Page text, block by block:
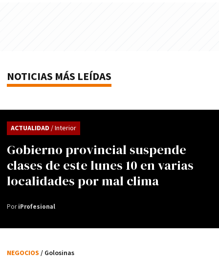
NOTICIAS MÁS LEÍDAS
Gobierno provincial suspende
clases de este lunes 10 en varias
localidades por mal clima
ACTUALIDAD / Interior
PoriProfesional
NEGOCIOS / Golosinas